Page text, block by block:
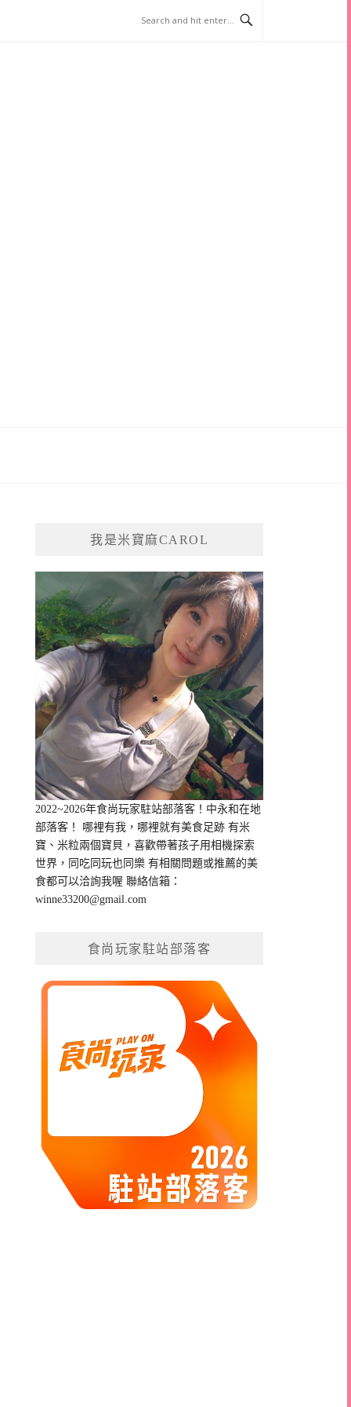
我是米寶麻CAROL
2022~2026年食尚玩家駐站部落客！中永和在地
部落客！ 哪裡有我，哪裡就有美食足跡 有米
寶、米粒兩個寶貝，喜歡帶著孩子用相機探索
世界，同吃同玩也同樂 有相關問題或推薦的美
食都可以洽詢我喔 聯絡信箱：
winne33200@gmail.com
食尚玩家駐站部落客